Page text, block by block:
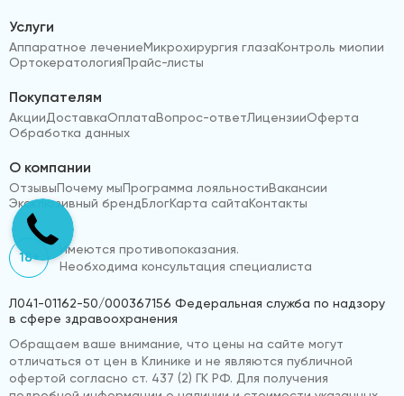
Услуги
Аппаратное лечениеМикрохирургия глазаКонтроль миопии
ОртокератологияПрайс-листы
Покупателям
АкцииДоставкаОплатаВопрос-ответЛицензииОферта
Обработка данных
О компании
ОтзывыПочему мыПрограмма лояльностиВакансии
Эксклюзивный брендБлогКарта сайтаКонтакты
18+
Имеются противопоказания.
Необходима консультация специалиста
Л041-01162-50/000367156 Федеральная служба по надзору
в сфере здравоохранения
Обращаем ваше внимание, что цены на сайте могут
отличаться от цен в Клинике и не являются публичной
офертой согласно ст. 437 (2) ГК РФ. Для получения